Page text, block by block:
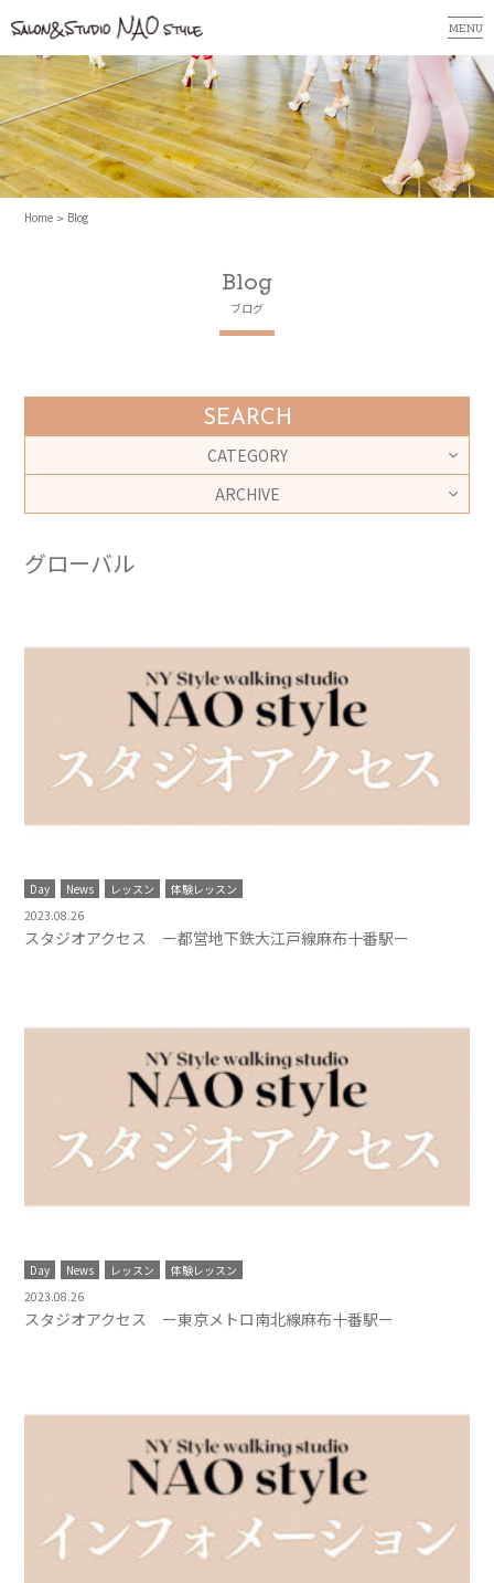
MENU
Home Blog
Blog
ブログ
SEARCH
CATEGORY
ARCHIVE
グローバル
Day News レッスン
体験レッスン
2023.08.26
スタジオアクセス ー都営地下鉄大江戸線麻布十番駅ー
Day News レッスン
体験レッスン
2023.08.26
スタジオアクセス ー東京メトロ南北線麻布十番駅ー